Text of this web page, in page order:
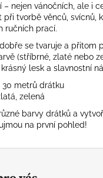
– nejen vánočních, ale i
při tvorbě věnců, svícnů,
ručních prací.
se tvaruje a přitom
(stříbrné, zlaté nebo
lesk a slavnostní
30 metrů drátku
zelená
barvy drátků a
na první pohled!